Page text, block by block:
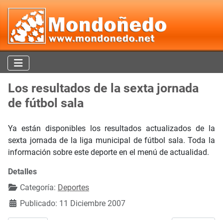
Los resultados de la sexta jornada
de fútbol sala
Ya están disponibles los resultados actualizados de la
sexta jornada de la liga municipal de fútbol sala. Toda la
información sobre este deporte en el menú de actualidad.
Detalles
Categoría: Deportes
Publicado: 11 Diciembre 2007